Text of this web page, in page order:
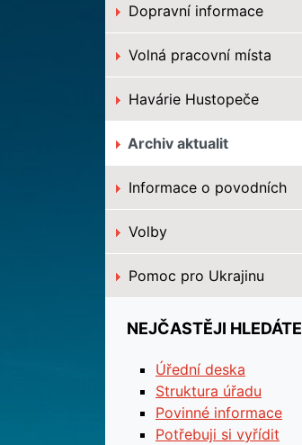
Dopravní informace
Volná pracovní místa
Havárie Hustopeče
Archiv aktualit
Informace o povodních
Volby
Pomoc pro Ukrajinu
NEJČASTĚJI HLEDÁTE
Úřední deska
Struktura úřadu
Povinné informace
Potřebuji si vyřídit